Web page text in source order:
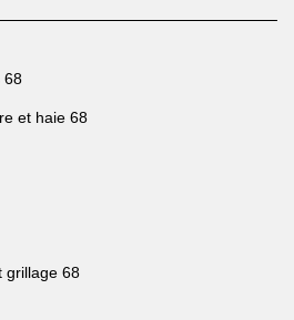
68
et haie 68
grillage 68